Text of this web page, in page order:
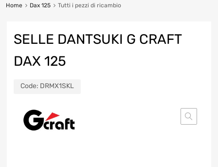
Home Dax 125 Tutti i pezzi di ricambio
SELLE DANTSUKI G CRAFT
DAX 125
Code: DRMX1SKL